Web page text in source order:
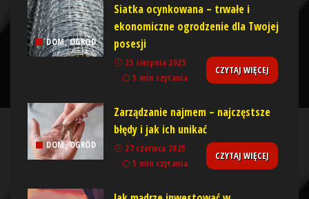
DOM, OGRÓD
Siatka ocynkowana – trwałe i
ekonomiczne ogrodzenie dla Twojej
posesji
25 sierpnia 2025
5 min czytania
CZYTAJ WIĘCEJ
DOM, OGRÓD
Zarządzanie najmem – najczęstsze
błędy i jak ich unikać
27 czerwca 2025
5 min czytania
CZYTAJ WIĘCEJ